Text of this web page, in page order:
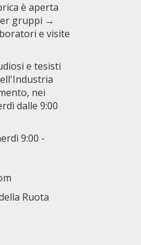
è aperta
gruppi →
e visite
e tesisti
nei
dalle 9:00
9:00 -
Ruota